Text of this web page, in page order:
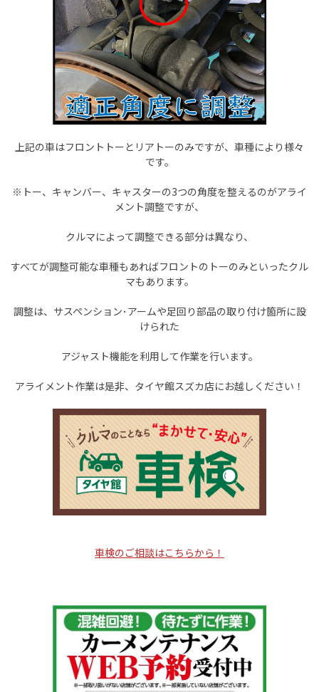
上記の車はフロントトーとリアトーのみですが、車種により様々
です。
※ トー、キャンバー、キャスターの3つの角度を整えるのがアライ
メント調整ですが、
クルマによって調整できる部分は異なり、
すべてが調整可能な車種もあればフロントのトーのみといったクル
マもあります。
調整は、サスペンション･アームや足回り部品の取り付け箇所に設
けられた
アジャスト機能を利用して作業を行います。
アライメント作業は是非、タイヤ館スズカ店にお越しください！
車検のご相談はこちらから！